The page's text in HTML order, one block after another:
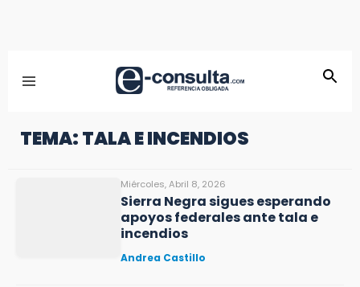
TEMA: TALA E INCENDIOS
Miércoles, Abril 8, 2026
Sierra Negra sigues esperando
apoyos federales ante tala e
incendios
Andrea Castillo